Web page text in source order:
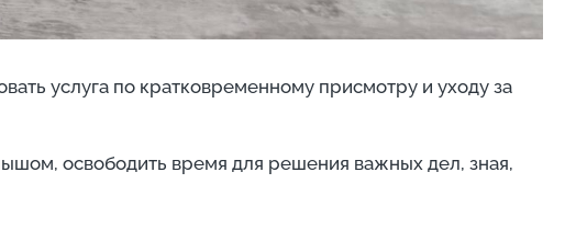
услуга по кратковременному присмотру и уходу за
освободить время для решения важных дел, зная,